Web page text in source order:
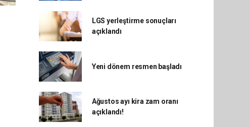
LGS yerleştirme sonuçları
açıklandı
Yeni dönem resmen başladı
Ağustos ayı kira zam oranı
açıklandı!